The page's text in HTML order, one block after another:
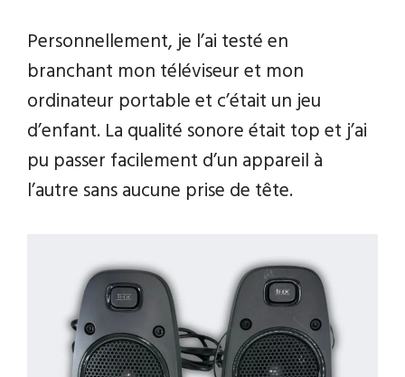
Personnellement, je l’ai testé en
branchant mon téléviseur et mon
ordinateur portable et c’était un jeu
d’enfant. La qualité sonore était top et j’ai
pu passer facilement d’un appareil à
l’autre sans aucune prise de tête.